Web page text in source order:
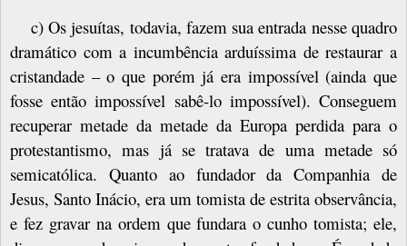
c) Os jesuítas, todavia, fazem sua entrada nesse quadro
dramático com a incumbência arduíssima de restaurar a
cristandade – o que porém já era impossível (ainda que
fosse então impossível sabê-lo impossível). Conseguem
recuperar metade da metade da Europa perdida para o
protestantismo, mas já se tratava de uma metade só
semicatólica. Quanto ao fundador da Companhia de
Jesus, Santo Inácio, era um tomista de estrita observância,
e fez gravar na ordem que fundara o cunho tomista; ele,